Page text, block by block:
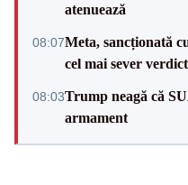
atenuează
08:07Meta, sancționată
cel mai sever
08:03Trump neagă că
armament